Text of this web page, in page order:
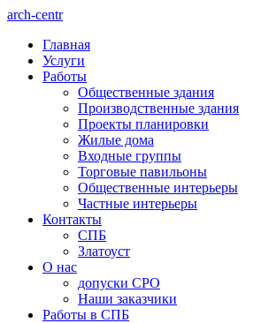
arch-centr
Главная
Услуги
Работы
Общественные здания
Производственные здания
Проекты планировки
Жилые дома
Входные группы
Торговые павильоны
Общественные интерьеры
Частные интерьеры
Контакты
СПБ
Златоуст
О нас
допуски СРО
Наши заказчики
Работы в СПБ